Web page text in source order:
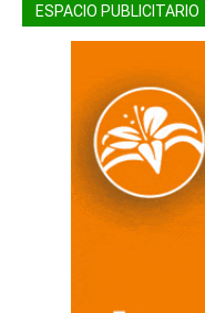
ESPACIO PUBLICITARIO